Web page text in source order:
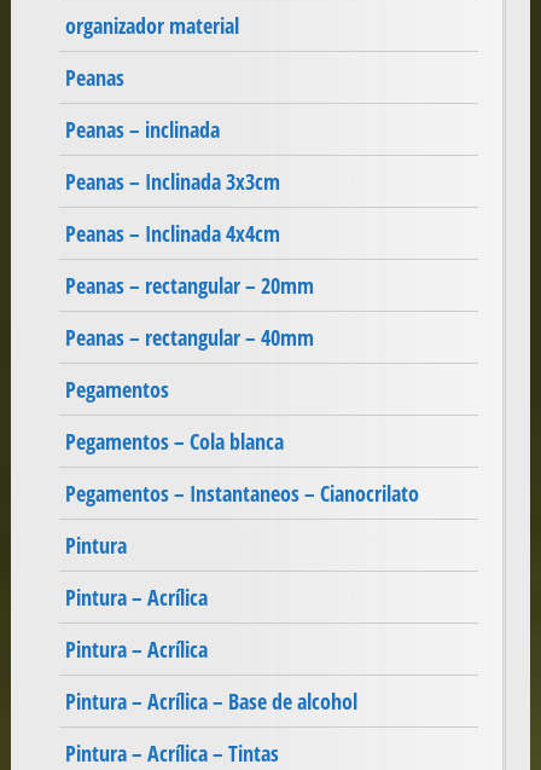
organizador material
Peanas
Peanas – inclinada
Peanas – Inclinada 3x3cm
Peanas – Inclinada 4x4cm
Peanas – rectangular – 20mm
Peanas – rectangular – 40mm
Pegamentos
Pegamentos – Cola blanca
Pegamentos – Instantaneos – Cianocrilato
Pintura
Pintura – Acrílica
Pintura – Acrílica
Pintura – Acrílica – Base de alcohol
Pintura – Acrílica – Tintas